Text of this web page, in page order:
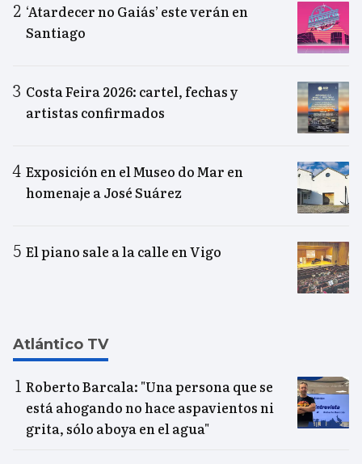
‘Atardecer no Gaiás’ este verán en
Santiago
Costa Feira 2026: cartel, fechas y
artistas confirmados
Exposición en el Museo do Mar en
homenaje a José Suárez
El piano sale a la calle en Vigo
Atlántico TV
Roberto Barcala: "Una persona que se
está ahogando no hace aspavientos ni
grita, sólo aboya en el agua"